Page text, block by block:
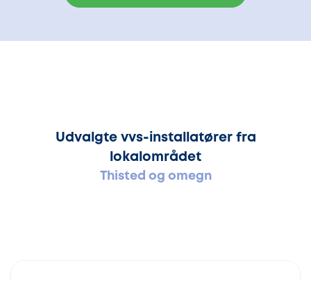
Udvalgte vvs-installatører fra
lokalområdet
Thisted og omegn